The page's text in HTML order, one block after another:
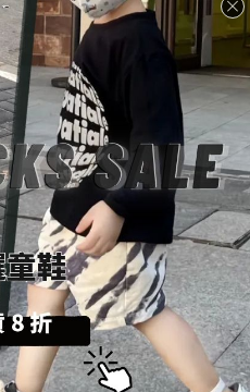
述
購物須知與條約】
方@LINE客服】